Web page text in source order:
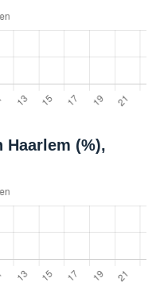
Haarlem (%),